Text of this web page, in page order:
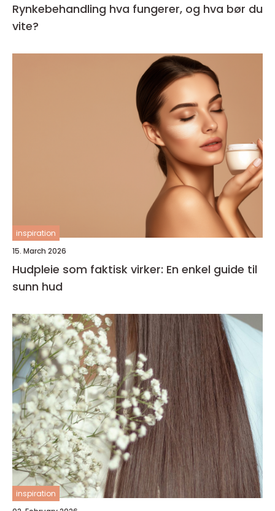
Rynkebehandling hva fungerer, og hva bør du
vite?
inspiration
15. March 2026
Hudpleie som faktisk virker: En enkel guide til
sunn hud
inspiration